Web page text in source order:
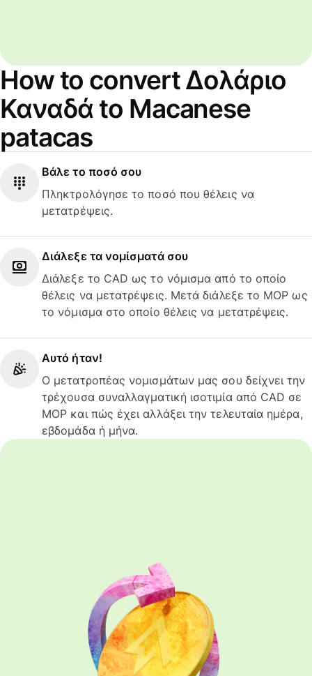
How to convert Δολάριο
Καναδά to Macanese
patacas
Βάλε το ποσό σου
Πληκτρολόγησε το ποσό που θέλεις να
μετατρέψεις.
Διάλεξε τα νομίσματά σου
Διάλεξε το CAD ως το νόμισμα από το οποίο
θέλεις να μετατρέψεις. Μετά διάλεξε το MOP ως
το νόμισμα στο οποίο θέλεις να μετατρέψεις.
Αυτό ήταν!
Ο μετατροπέας νομισμάτων μας σου δείχνει την
τρέχουσα συναλλαγματική ισοτιμία από CAD σε
MOP και πώς έχει αλλάξει την τελευταία ημέρα,
εβδομάδα ή μήνα.